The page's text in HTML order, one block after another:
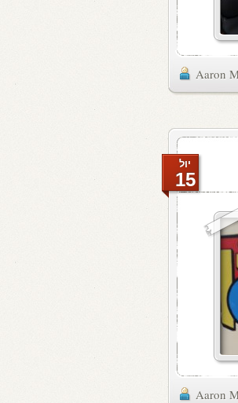
Aaron
יול
15
Aaron